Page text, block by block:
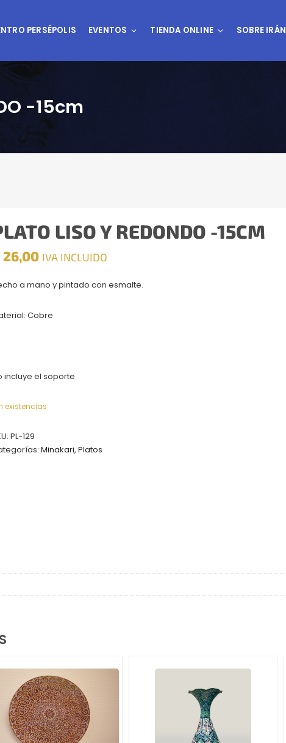
PERSÉPOLIS EVENTOS TIENDA ONLINE SOBRE IRÁN
-15cm
LISO Y REDONDO -15CM
26,00 IVA INCLUIDO
a mano y pintado con esmalte.
Cobre
incluye el soporte
existencias
PL-129
Minakari, Platos